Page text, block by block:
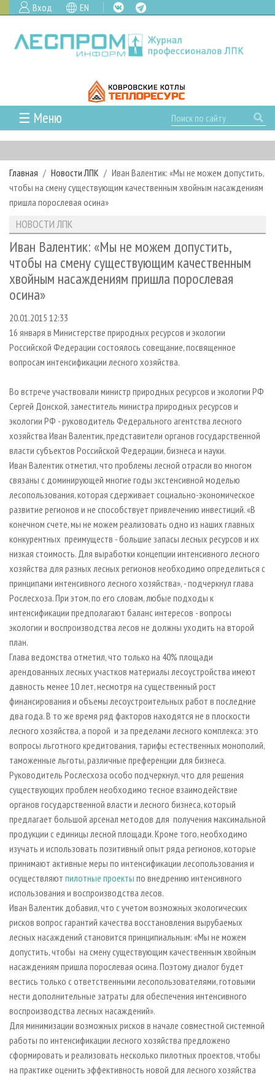
Вход EN
☰ Меню
ГЛАВНАЯ
РУБРИКИ И ТЕМЫ
РУБРИКИ ЖУРНАЛА
ЛЕСНОЕ ХОЗЯЙСТВО
ЛЕСОЗАГОТОВКА
ЛЕСОПИЛЕНИЕ
ДЕРЕВООБРАБОТКА
СУШКА ДРЕВЕСИНЫ
ПРОИЗВОДСТВО ДРЕВЕСНЫХ ПЛИТ
ДЕРЕВЯННОЕ ДОМОСТРОЕНИЕ
ПРОИЗВОДСТВО МЕБЕЛИ
БИОЭНЕРГЕТИКА
ИНСТРУМЕНТ И МАТЕРИАЛЫ
НОВОСТИ
КАЛЕНДАРЬ СОБЫТИЙ
НОВОСТИ ЛПК
НОВОСТИ ЖУРНАЛА
НОВОСТИ КОМПАНИЙ
ПРОЕКТЫ ЛПИ
АНАЛИТИКА
ПРЕДПРИЯТИЯ ЛПК
ЛЕСНЫЕ РЕГИОНЫ РОССИИ
ПЕРСОНЫ
МОБИЛЬНЫЕ ВЫСТАВКИ
ОФИЦИАЛЬНЫЕ ДЕЛЕГАЦИИ
ПРИОРИТЕТНЫЕ ИНВЕСТПРОЕКТЫ
RUSSIAN FORESTRY REVIEW
ГАЗЕТА ЛЕСПРОМФОРУМ
БИБЛИОТЕКА СПЕЦИАЛИСТА
АРХИВ
АРХИВ ЖУРНАЛОВ
СТАТЬИ
О ЖУРНАЛЕ
ПОДПИСКА
КОНТАКТЫ
РЕКЛАМОДАТЕЛЯМ
РЕКЛАМА
Главная Новости ЛПК
Иван Валентик: «Мы не можем допустить,
чтобы на смену существующим качественным хвойным насаждениям
пришла порослевая осина»
НОВОСТИ ЛПК
Иван Валентик: «Мы не можем допустить,
чтобы на смену существующим качественным
хвойным насаждениям пришла порослевая
осина»
20.01.2015 12:33
16 января в Министерстве природных ресурсов и экологии
Российской Федерации состоялось совещание, посвященное
вопросам интенсификации лесного хозяйства.
Во встрече участвовали министр природных ресурсов и экологии РФ
Сергей Донской, заместитель министра природных ресурсов и
экологии РФ - руководитель Федерального агентства лесного
хозяйства Иван Валентик, представители органов государственной
власти субъектов Российской Федерации, бизнеса и науки.
Иван Валентик отметил, что проблемы лесной отрасли во многом
связаны с доминирующей многие годы экстенсивной моделью
лесопользования, которая сдерживает социально-экономическое
развитие регионов и не способствует привлечению инвестиций. «В
конечном счете, мы не можем реализовать одно из наших главных
конкурентных преимуществ - большие запасы лесных ресурсов и их
низкая стоимость. Для выработки концепции интенсивного лесного
хозяйства для разных лесных регионов необходимо определиться с
принципами интенсивного лесного хозяйства», - подчеркнул глава
Рослесхоза. При этом, по его словам, любые подходы к
интенсификации предполагают баланс интересов - вопросы
экологии и воспроизводства лесов не должны уходить на второй
план.
Глава ведомства отметил, что только на 40% площади
арендованных лесных участков материалы лесоустройства имеют
давность менее 10 лет, несмотря на существенный рост
финансирования и объемы лесоустроительных работ в последние
два года. В то же время ряд факторов находятся не в плоскости
лесного хозяйства, а порой и за пределами лесного комплекса: это
вопросы льготного кредитования, тарифы естественных монополий,
таможенные льготы, различные преференции для бизнеса.
Руководитель Рослесхоза особо подчеркнул, что для решения
существующих проблем необходимо тесное взаимодействие
органов государственной власти и лесного бизнеса, который
предлагает большой арсенал методов для получения максимальной
продукции с единицы лесной площади. Кроме того, необходимо
изучать и использовать позитивный опыт ряда регионов, которые
принимают активные меры по интенсификации лесопользования и
осуществляют пилотные проекты по внедрению интенсивного
использования и воспроизводства лесов.
Иван Валентик добавил, что с учетом возможных экологических
рисков вопрос гарантий качества восстановления вырубаемых
лесных насаждений становится принципиальным: «Мы не можем
допустить, чтобы на смену существующим качественным хвойным
насаждениям пришла порослевая осина. Поэтому диалог будет
вестись только с ответственными лесопользователями, готовыми
нести дополнительные затраты для обеспечения интенсивного
воспроизводства лесных насаждений».
Для минимизации возможных рисков в начале совместной системной
работы по интенсификации лесного хозяйства предложено
сформировать и реализовать несколько пилотных проектов, чтобы
на практике оценить эффективность новой для лесного хозяйства